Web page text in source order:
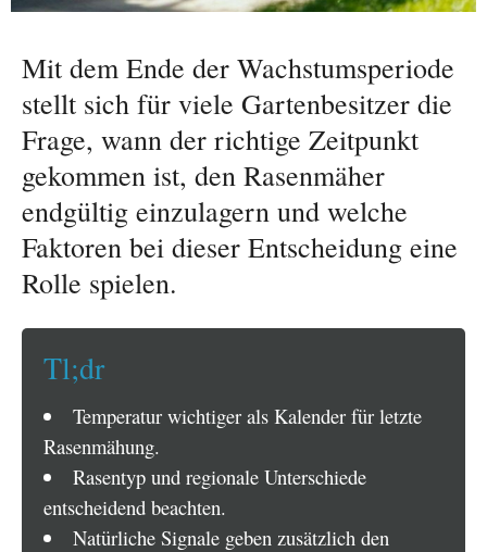
Mit dem Ende der Wachstumsperiode
stellt sich für viele Gartenbesitzer die
Frage, wann der richtige Zeitpunkt
gekommen ist, den Rasenmäher
endgültig einzulagern und welche
Faktoren bei dieser Entscheidung eine
Rolle spielen.
Tl;dr
Temperatur wichtiger als Kalender für letzte
Rasenmähung.
Rasentyp und regionale Unterschiede
entscheidend beachten.
Natürliche Signale geben zusätzlich den